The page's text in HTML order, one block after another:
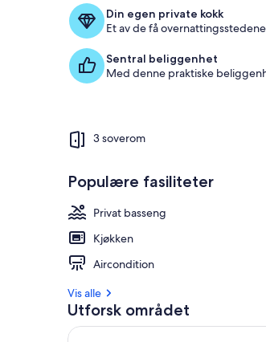
Din egen private kokk
Et av de få
Sentral beliggenhet
Med denne praktiske
3 soverom
Populære fasiliteter
Privat basseng
Kjøkken
Aircondition
Vis alle
Utforsk området